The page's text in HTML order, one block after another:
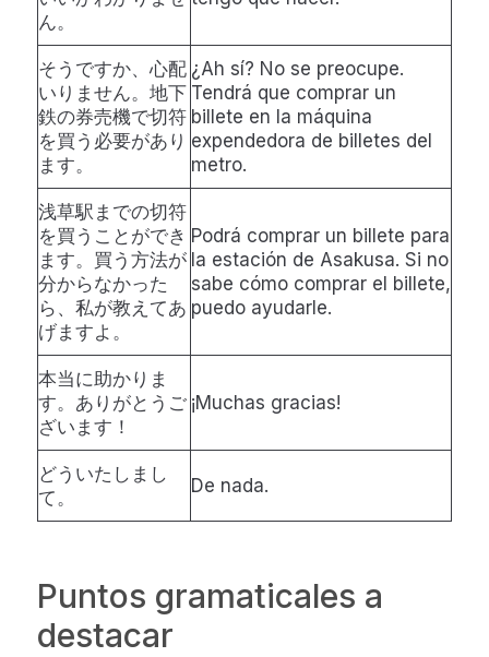
ん。
そうですか、心配
いりません。地下
鉄の券売機で切符
を買う必要があり
ます。
¿Ah sí? No se preocupe.
Tendrá que comprar un
billete en la máquina
expendedora de billetes del
metro.
浅草駅までの切符
を買うことができ
ます。買う方法が
分からなかった
ら、私が教えてあ
げますよ。
Podrá comprar un billete para
la estación de Asakusa. Si no
sabe cómo comprar el billete,
puedo ayudarle.
本当に助かりま
す。ありがとうご
ざいます！
¡Muchas gracias!
どういたしまし
て。
De nada.
Puntos gramaticales a
destacar